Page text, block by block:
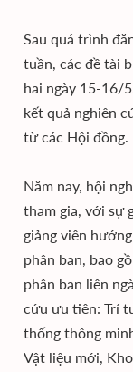
Sau quá trình
tuần, các đề tài
hai ngày 15-16/
kết quả nghiên
từ các Hội đồng.
Năm nay, hội
tham gia, với sự
giảng viên
phân ban, bao
phân ban liên
cứu ưu tiên: Trí
thống thông
Vật liệu mới,